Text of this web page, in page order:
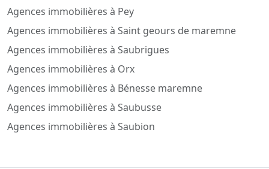
Agences immobilières à Pey
Agences immobilières à Saint geours de maremne
Agences immobilières à Saubrigues
Agences immobilières à Orx
Agences immobilières à Bénesse maremne
Agences immobilières à Saubusse
Agences immobilières à Saubion